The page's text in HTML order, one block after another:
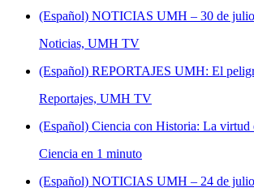
(Español) NOTICIAS UMH – 30 de
Noticias, UMH TV
(Español) REPORTAJES UMH: El
Reportajes, UMH TV
(Español) Ciencia con Historia: La virtud
Ciencia en 1 minuto
(Español) NOTICIAS UMH – 24 de